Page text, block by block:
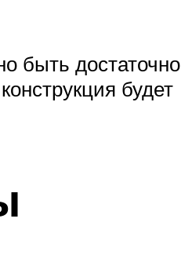
быть достаточно
будет